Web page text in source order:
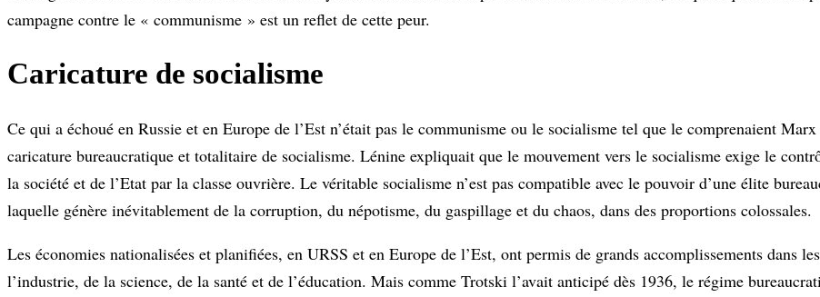
campagne contre le « communisme » est un reflet de cette peur.
Caricature de socialisme
Ce qui a échoué en Russie et en Europe de l’Est n’était pas le communisme ou le socialisme tel que le comprenaient
caricature bureaucratique et totalitaire de socialisme. Lénine expliquait que le mouvement vers le socialisme exige le
la société et de l’Etat par la classe ouvrière. Le véritable socialisme n’est pas compatible avec le pouvoir d’une élite
laquelle génère inévitablement de la corruption, du népotisme, du gaspillage et du chaos, dans des proportions colossales.
Les économies nationalisées et planifiées, en URSS et en Europe de l’Est, ont permis de grands accomplissements dans
l’industrie, de la science, de la santé et de l’éducation. Mais comme Trotski l’avait anticipé dès 1936, le régime